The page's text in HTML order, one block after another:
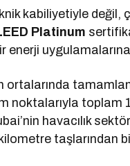
kabiliyetiyle değil,
Platinum
enerji
ortalarında
noktalarıyla toplam
havacılık
taşlarından